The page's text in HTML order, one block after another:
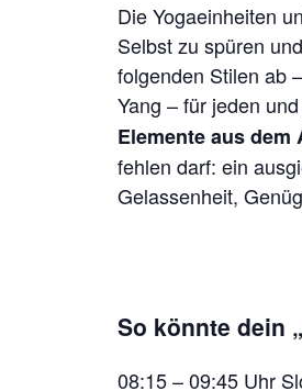
Die Yogaeinheiten
Selbst zu spüren
folgenden Stilen ab
Yang – für jeden
Elemente aus dem
fehlen darf: ein
Gelassenheit,
So könnte dein
08:15 – 09:45 Uhr